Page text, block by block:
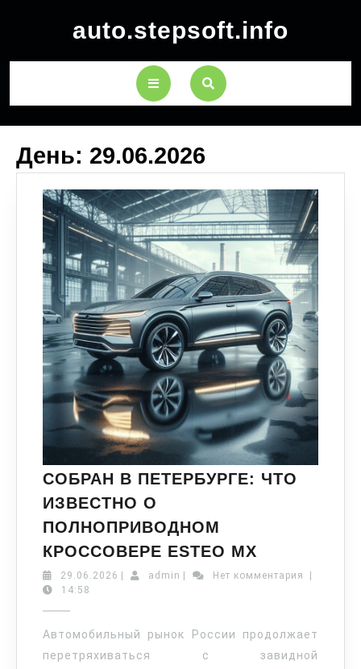
auto.stepsoft.info
День: 29.06.2026
СОБРАН В ПЕТЕРБУРГЕ: ЧТО
ИЗВЕСТНО О
ПОЛНОПРИВОДНОМ
КРОССОВЕРЕ ESTEO MX
29.06.2026 admin Нет комментария
14:58
Автомобильный рынок России продолжает
перетряхиваться с завидной